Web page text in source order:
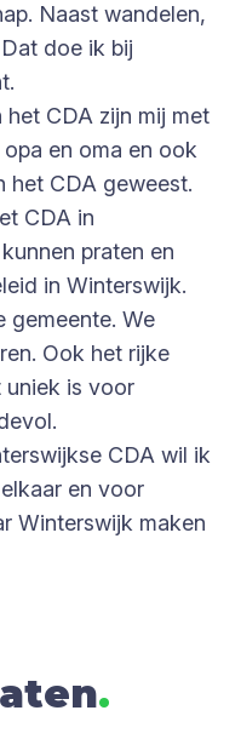
Naast wandelen,
doe ik bij
het CDA zijn mij met
en oma en ook
het CDA geweest.
CDA in
praten en
in Winterswijk.
gemeente. We
Ook het rijke
uniek is voor
CDA wil ik
en voor
Winterswijk maken
.